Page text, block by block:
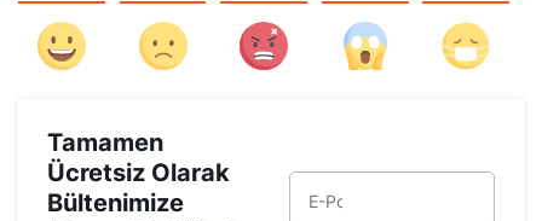
Tamamen
Ücretsiz Olarak
Bültenimize